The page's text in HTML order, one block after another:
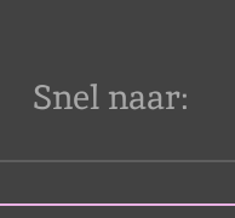
Snel naar: